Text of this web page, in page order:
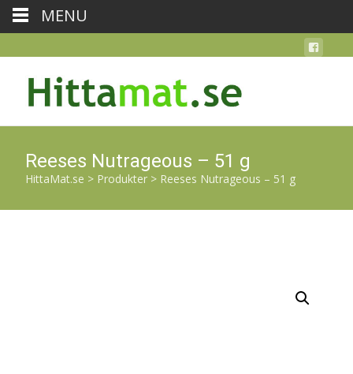
Reeses Nutrageous – 51 g
HittaMat.se > Produkter > Reeses Nutrageous – 51 g
MENU